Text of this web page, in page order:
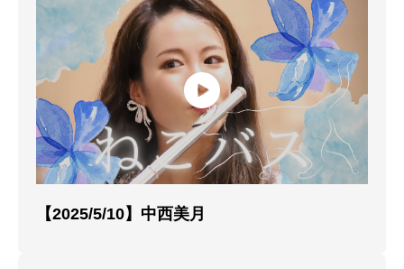
【2025/5/10】中西美月